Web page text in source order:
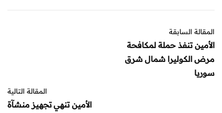
المقالة السابقة
الأمين تنفذ حملة لمكافحة
مرض الكوليرا شمال شرق
سوريا
المقالة التالية
الأمين تنهي تجهيز منشآة